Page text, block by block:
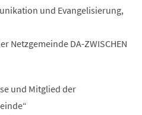
und Evangelisierung,
Netzgemeinde DA-ZWISCHEN
und Mitglied der